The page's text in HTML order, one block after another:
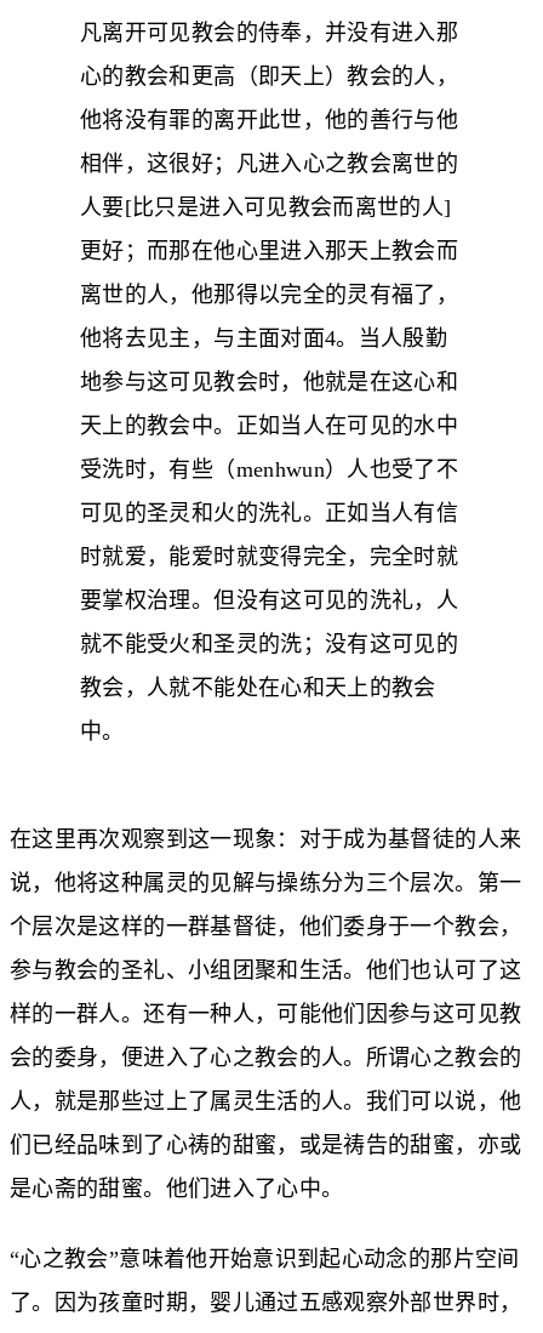
凡离开可见教会的侍奉，并没有进入那
心的教会和更高（即天上）教会的人，
他将没有罪的离开此世，他的善行与他
相伴，这很好；凡进入心之教会离世的
人要[比只是进入可见教会而离世的人]
更好；而那在他心里进入那天上教会而
离世的人，他那得以完全的灵有福了，
他将去见主，与主面对面4。当人殷勤
地参与这可见教会时，他就是在这心和
天上的教会中。正如当人在可见的水中
受洗时，有些（menhwun）人也受了不
可见的圣灵和火的洗礼。正如当人有信
时就爱，能爱时就变得完全，完全时就
要掌权治理。但没有这可见的洗礼，人
就不能受火和圣灵的洗；没有这可见的
教会，人就不能处在心和天上的教会
中。
在这里再次观察到这一现象：对于成为基督徒的人来
说，他将这种属灵的见解与操练分为三个层次。第一
个层次是这样的一群基督徒，他们委身于一个教会，
参与教会的圣礼、小组团聚和生活。他们也认可了这
样的一群人。还有一种人，可能他们因参与这可见教
会的委身，便进入了心之教会的人。所谓心之教会的
人，就是那些过上了属灵生活的人。我们可以说，他
们已经品味到了心祷的甜蜜，或是祷告的甜蜜，亦或
是心斋的甜蜜。他们进入了心中。
“心之教会”意味着他开始意识到起心动念的那片空间
了。因为孩童时期，婴儿通过五感观察外部世界时，